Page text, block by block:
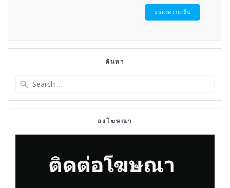
ค้นหา
ลงโฆษณา